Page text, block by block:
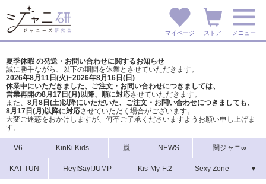
マイページ ストア メニュー
夏季休暇 の発送・お問い合わせに関するお知らせ
誠に勝手ながら、以下の期間を休業とさせていただきます。
2026年8月11日(火)~2026年8月16日(日)
休業中にいただきました、ご注文・お問い合わせにつきましては、
営業再開の8月17日(月)以降、順に対応させていただきます。
また、 8月8日(土)以降にいただいた、ご注文・ お問い合わせにつきましても、
8月17日(月)以降に対応させていただく場合がございます。
大変ご迷惑をおかけしますが、 何卒ご了承くださいますようお願い申し上げま
す。
V6 KinKi Kids 嵐 NEWS 関ジャニ∞
KAT-TUN Hey!Say!JUMP Kis-My-Ft2 Sexy Zone ▼